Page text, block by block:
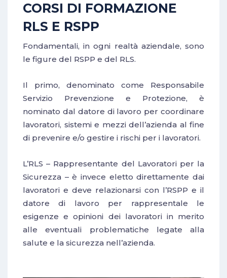
CORSI DI FORMAZIONE
RLS E RSPP
Fondamentali, in ogni realtà aziendale, sono
le figure del RSPP e del RLS.
Il primo, denominato come Responsabile
Servizio Prevenzione e Protezione, è
nominato dal datore di lavoro per coordinare
lavoratori, sistemi e mezzi dell’azienda al fine
di prevenire e/o gestire i rischi per i lavoratori.
L’RLS – Rappresentante del Lavoratori per la
Sicurezza – è invece eletto direttamente dai
lavoratori e deve relazionarsi con l’RSPP e il
datore di lavoro per rappresentale le
esigenze e opinioni dei lavoratori in merito
alle eventuali problematiche legate alla
salute e la sicurezza nell’azienda.